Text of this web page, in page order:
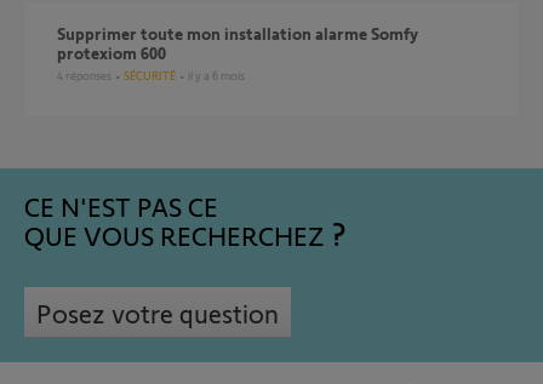
Supprimer toute mon installation alarme Somfy
protexiom 600
4 réponses SÉCURITÉ il y a 6 mois
CE N'EST PAS CE
QUE VOUS RECHERCHEZ
Posez votre question